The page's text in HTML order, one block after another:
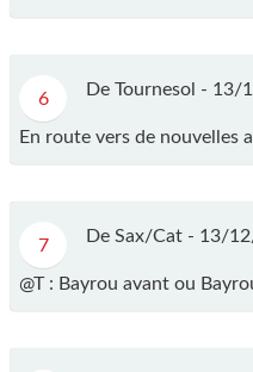
6 De Tournesol - 13/
En route vers de nouvelles
7 De Sax/Cat - 13/
@T : Bayrou avant ou